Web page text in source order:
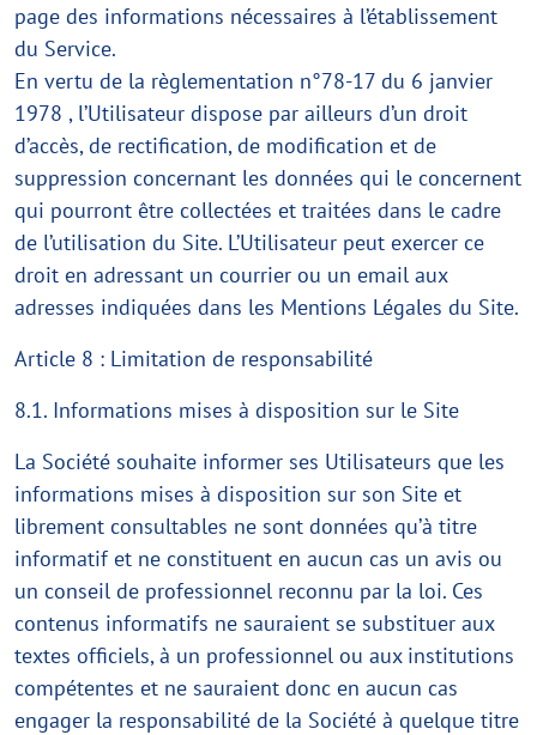
page des informations nécessaires à l’établissement
du Service.
En vertu de la règlementation n°78-17 du 6 janvier
1978 , l’Utilisateur dispose par ailleurs d’un droit
d’accès, de rectification, de modification et de
suppression concernant les données qui le concernent
qui pourront être collectées et traitées dans le cadre
de l’utilisation du Site. L’Utilisateur peut exercer ce
droit en adressant un courrier ou un email aux
adresses indiquées dans les Mentions Légales du Site.
Article 8 : Limitation de responsabilité
8.1. Informations mises à disposition sur le Site
La Société souhaite informer ses Utilisateurs que les
informations mises à disposition sur son Site et
librement consultables ne sont données qu’à titre
informatif et ne constituent en aucun cas un avis ou
un conseil de professionnel reconnu par la loi. Ces
contenus informatifs ne sauraient se substituer aux
textes officiels, à un professionnel ou aux institutions
compétentes et ne sauraient donc en aucun cas
engager la responsabilité de la Société à quelque titre